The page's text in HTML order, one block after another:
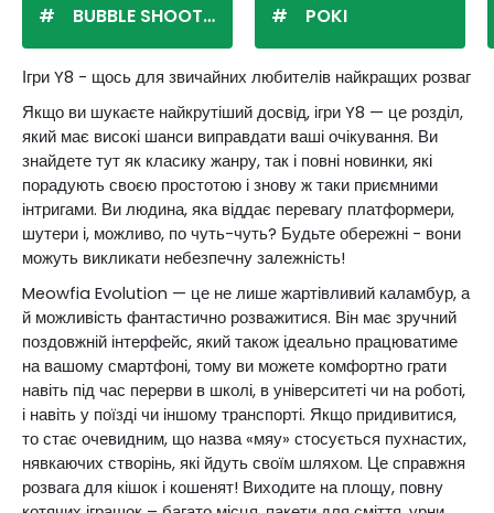
BUBBLE SHOOTER POKI
Ігри Y8 - щось для звичайних любителів найкращих розваг
Якщо ви шукаєте найкрутіший досвід, ігри Y8 — це розділ,
який має високі шанси виправдати ваші очікування. Ви
знайдете тут як класику жанру, так і повні новинки, які
порадують своєю простотою і знову ж таки приємними
інтригами. Ви людина, яка віддає перевагу платформери,
шутери і, можливо, по чуть-чуть? Будьте обережні - вони
можуть викликати небезпечну залежність!
Meowfia Evolution — це не лише жартівливий каламбур, а
й можливість фантастично розважитися. Він має зручний
поздовжній інтерфейс, який також ідеально працюватиме
на вашому смартфоні, тому ви можете комфортно грати
навіть під час перерви в школі, в університеті чи на роботі,
і навіть у поїзді чи іншому транспорті. Якщо придивитися,
то стає очевидним, що назва «мяу» стосується пухнастих,
нявкаючих створінь, які йдуть своїм шляхом. Це справжня
розвага для кішок і кошенят! Виходите на площу, повну